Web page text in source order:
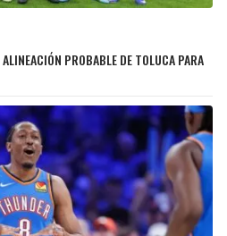
PROBABLE DE TOLUCA PARA